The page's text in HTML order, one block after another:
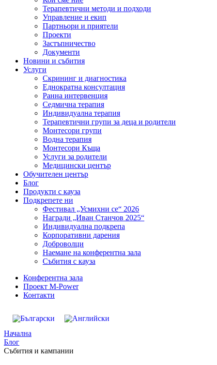
Терапевтични методи и подходи
Управление и екип
Партньори и приятели
Проекти
Застъпничество
Документи
Новини и събития
Услуги
Скрининг и диагностика
Еднократна консултация
Ранна интервенция
Седмична терапия
Индивидуална терапия
Терапевтични групи за деца и родители
Монтесори групи
Водна терапия
Монтесори Къща
Услуги за родители
Медицински център
Обучителен център
Блог
Продукти с кауза
Подкрепете ни
Фестивал „Усмихни се“ 2026
Награди „Иван Станчов 2025“
Индивидуална подкрепа
Корпоративни дарения
Доброволци
Наемане на конферентна зала
Събития с кауза
Конферентна зала
Проект M-Power
Контакти
Начална
Блог
Събития и кампании